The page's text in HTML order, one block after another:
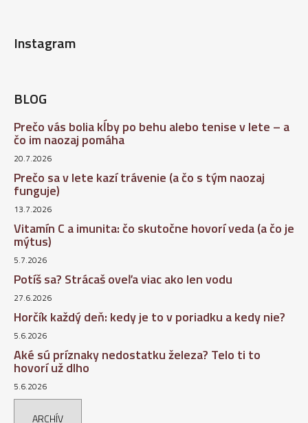
Instagram
BLOG
Prečo vás bolia kĺby po behu alebo tenise v lete – a
čo im naozaj pomáha
20.7.2026
Prečo sa v lete kazí trávenie (a čo s tým naozaj
funguje)
13.7.2026
Vitamín C a imunita: čo skutočne hovorí veda (a čo je
mýtus)
5.7.2026
Potíš sa? Strácaš oveľa viac ako len vodu
27.6.2026
Horčík každý deň: kedy je to v poriadku a kedy nie?
5.6.2026
Aké sú príznaky nedostatku železa? Telo ti to
hovorí už dlho
5.6.2026
ARCHÍV